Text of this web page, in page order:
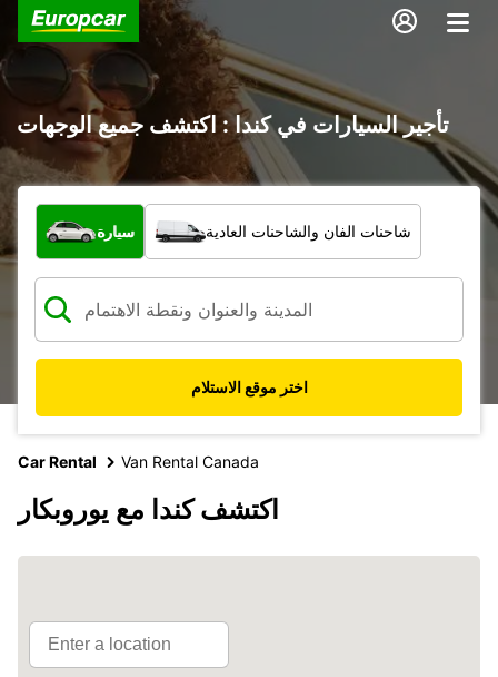
تأجير السيارات في كندا : اكتشف جميع الوجهات
ما نوع المركبة؟
سيارة شاحنات الفان والشاحنات العادية
اختر موقع الاستلام
Car Rental Van Rental Canada
اكتشف كندا مع يوروبكار